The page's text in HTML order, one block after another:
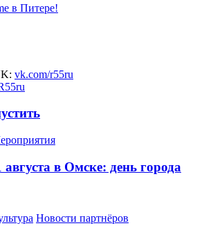
в Питере!
vk.com/r55ru
в Омске: день города
Новости партнёров